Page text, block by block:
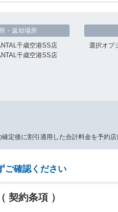
・返却場所
千歳空港SS店
千歳空港SS店
選択オプ
定後に割引適用した合計料金を予約店
ご確認ください
契約条項 ）